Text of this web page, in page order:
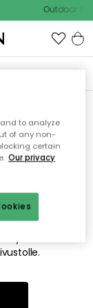
Outdoor
siitä, että se
to analyze
of any non-
certain
Our privacy